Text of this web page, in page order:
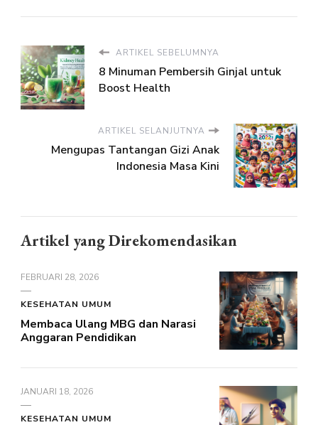
ARTIKEL SEBELUMNYA
8 Minuman Pembersih Ginjal untuk
Boost Health
ARTIKEL SELANJUTNYA
Mengupas Tantangan Gizi Anak
Indonesia Masa Kini
Artikel yang Direkomendasikan
FEBRUARI 28, 2026
KESEHATAN UMUM
Membaca Ulang MBG dan Narasi
Anggaran Pendidikan
JANUARI 18, 2026
KESEHATAN UMUM